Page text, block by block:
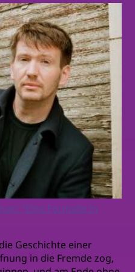
"Eine Formalie in
Geschichte einer
in die Fremde zog,